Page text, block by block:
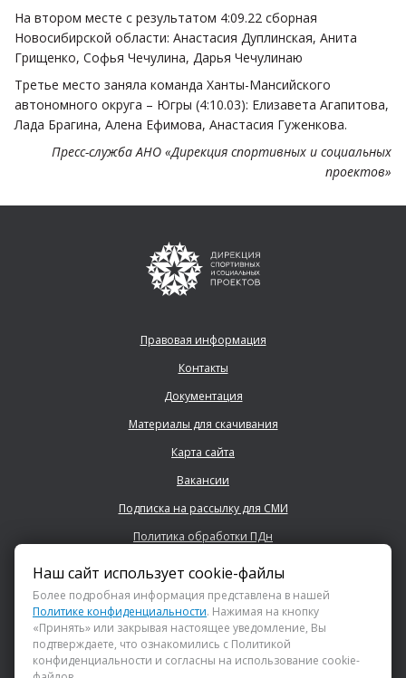
На втором месте с результатом 4:09.22 сборная
Новосибирской области: Анастасия Дуплинская, Анита
Грищенко, Софья Чечулина, Дарья Чечулинаю
Третье место заняла команда Ханты-Мансийского
автономного округа – Югры (4:10.03): Елизавета Агапитова,
Лада Брагина, Алена Ефимова, Анастасия Гуженкова.
Пресс-служба АНО «Дирекция спортивных и социальных
проектов»
Правовая информация
Контакты
Документация
Материалы для скачивания
Карта сайта
Вакансии
Подписка на рассылку для СМИ
Политика обработки ПДн
+7 (843) 222 0700
info@dsspkazan.ru
Наш сайт использует cookie-файлы
Более подробная информация представлена в нашей
Политике конфиденциальности. Нажимая на кнопку
«Принять» или закрывая настоящее уведомление, Вы
подтверждаете, что ознакомились с Политикой
конфиденциальности и согласны на использование cookie-